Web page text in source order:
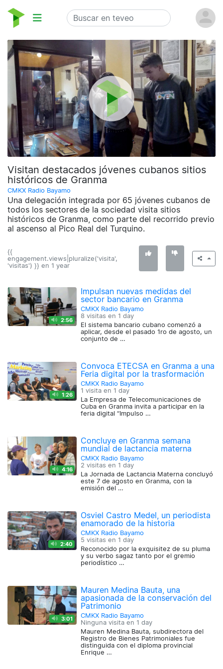
Visitan destacados jóvenes cubanos sitios
históricos de Granma
CMKX Radio Bayamo
Una delegación integrada por 65 jóvenes cubanos de
todos los sectores de la sociedad visita sitios
históricos de Granma, como parte del recorrido previo
al ascenso al Pico Real del Turquino.
{{
engagement.views|pluralize('visita',
'visitas') }} en 1 year
2:56
Impulsan nuevas medidas del
sector bancario en Granma
CMKX Radio Bayamo
8 visitas en 1 day
El sistema bancario cubano comenzó a
aplicar, desde el pasado 1ro de agosto, un
conjunto de …
1:26
Convoca ETECSA en Granma a una
Feria digital por la trasformación
CMKX Radio Bayamo
1 visita en 1 day
La Empresa de Telecomunicaciones de
Cuba en Granma invita a participar en la
feria digital “Impulso …
4:16
Concluye en Granma semana
mundial de lactancia materna
CMKX Radio Bayamo
2 visitas en 1 day
La Jornada de Lactancia Materna concluyó
este 7 de agosto en Granma, con la
emisión del …
2:40
Osviel Castro Medel, un periodista
enamorado de la historia
CMKX Radio Bayamo
5 visitas en 1 day
Reconocido por la exquisitez de su pluma
y su verbo sagaz tanto por el gremio
periodístico …
3:01
Mauren Medina Bauta, una
apasionada de la conservación del
Patrimonio
CMKX Radio Bayamo
Ninguna visita en 1 day
Mauren Medina Bauta, subdirectora del
Registro de Bienes Patrimoniales fue
distinguida con el diploma provincial
Enrique …